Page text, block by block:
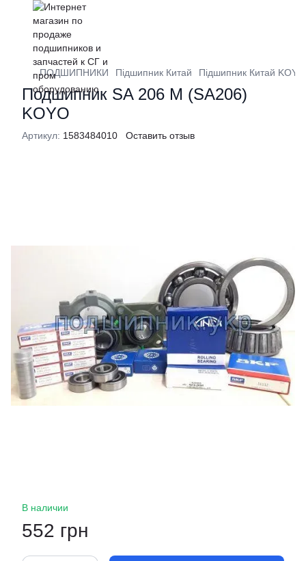
ПОДШИПНИКИ Підшипник Китай Підшипник Китай KOYO
Подшипник SA 206 M (SA206)
KOYO
Артикул: 1583484010 Оставить отзыв
В наличии
552 грн